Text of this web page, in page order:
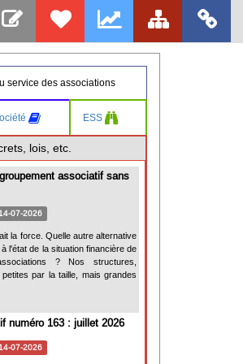
service des associations
ESS
lois, etc.
associatif sans
07-2026
la force. Quelle autre alternative
l'état de la situation financière de
? Nos structures,
par la taille, mais grandes
numéro 163 : juillet 2026
07-2026